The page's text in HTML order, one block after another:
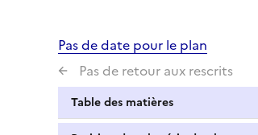
Pas de date pour le plan
Pas de retour aux rescrits
Table des matières